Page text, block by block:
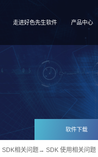
走进好色先生软件 产品中心
软件下载
SDK相关问题 → SDK 使用相关问题